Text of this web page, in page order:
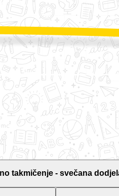
takmičenje - svečana